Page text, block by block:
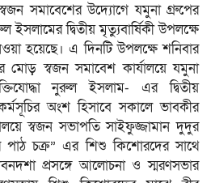
সমাবেশের উদ্যোগে যমুনা গ্রুপের
ইসলামের দ্বিতীয় মৃত্যুবার্ষিকী উপলক্ষে
হয়েছে। এ দিনটি উপলক্ষে শনিবার
মোড় স্বজন সমাবেশ কার্যালয়ে যমুনা
নুরুল ইসলাম- এর দ্বিতীয়
কর্মসূচির অংশ হিসাবে সকালে ভাবকীর
স্বজন সভাপতি সাইফুজ্জামান দুদুর
পাঠ চক্র” এর শিশু কিশোরদের সাথে
প্রসঙ্গে আলোচনা ও স্মরণসভার